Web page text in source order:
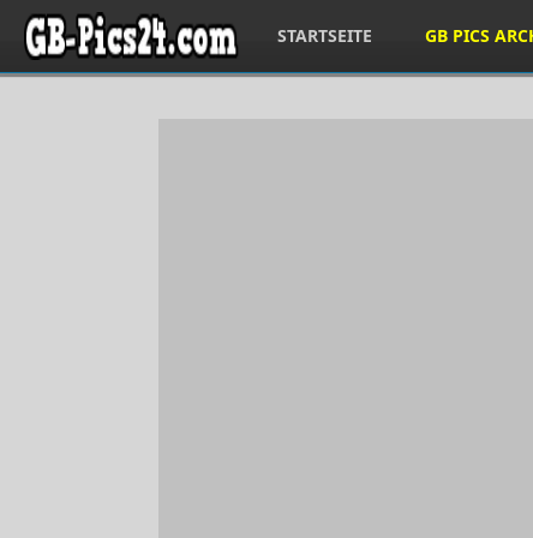
STARTSEITE GB PICS